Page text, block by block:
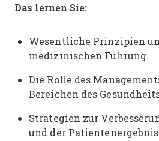
Das lernen Sie:
Wesentliche Prinzipien
medizinischen Führung.
Die Rolle des
Bereichen des
Strategien zur
und der